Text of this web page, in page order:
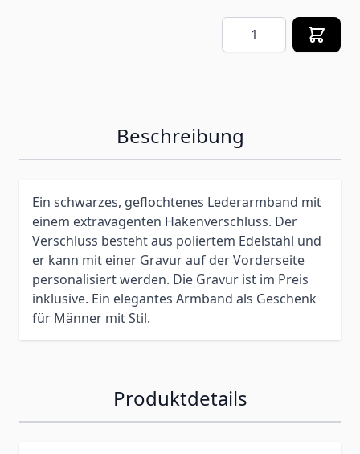
Menge
Beschreibung
Ein schwarzes, geflochtenes Lederarmband mit
einem extravagenten Hakenverschluss. Der
Verschluss besteht aus poliertem Edelstahl und
er kann mit einer Gravur auf der Vorderseite
personalisiert werden. Die Gravur ist im Preis
inklusive. Ein elegantes Armband als Geschenk
für Männer mit Stil.
Produktdetails